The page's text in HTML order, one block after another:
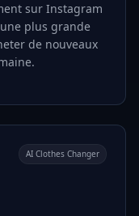
sur Instagram
plus grande
de nouveaux
AI Clothes Changer